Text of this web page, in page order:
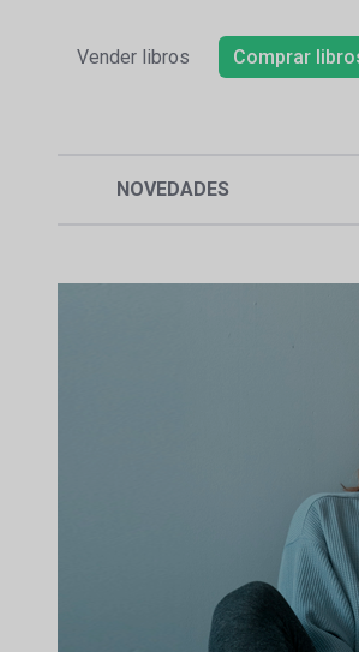
Vender libros Comprar
NOVEDADES